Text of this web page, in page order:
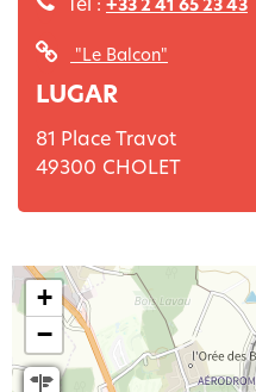
"Le Balcon"
LUGAR
81 Place Travot
49300 CHOLET
+
−